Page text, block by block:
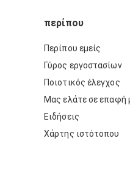
περίπου
Περίπου εμείς
Γύρος εργοστασίων
Ποιοτικός έλεγχος
Μας ελάτε σε επαφή
Ειδήσεις
Χάρτης ιστότοπου